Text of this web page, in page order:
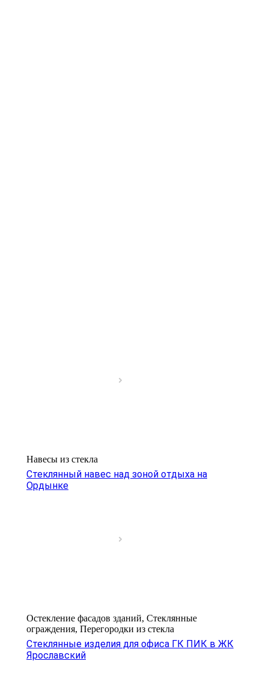
Навесы из стекла
Стеклянный навес над зоной отдыха на
Ордынке
Остекление фасадов зданий, Стеклянные
ограждения, Перегородки из стекла
Стеклянные изделия для офиса ГК ПИК в ЖК
Ярославский